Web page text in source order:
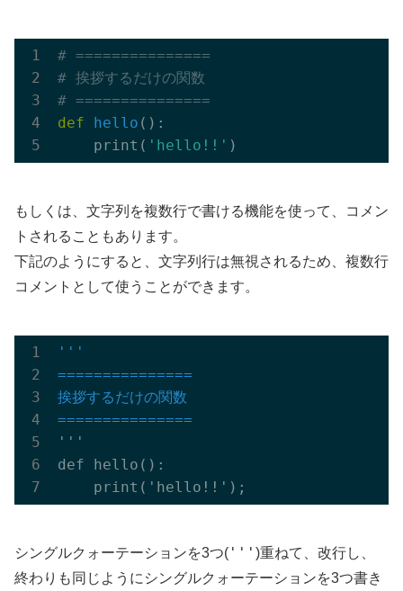
# ===============
# 挨拶するだけの関数
# ===============
def
hello () :
    print(
'hello!!'
もしくは、文字列を複数行で書ける機能を使って、コメン
トされることもあります。
下記のようにすると、文字列行は無視されるため、複数行
コメントとして使うことができます。
'''
===============
挨拶するだけの関数
===============
'''
    print('hello!!');
シングルクォーテーションを3つ( ''' )重ねて、改行し、
終わりも同じようにシングルクォーテーションを3つ書き